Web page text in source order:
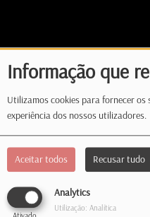
Informação que
Utilizamos cookies para fornecer
experiência dos nossos utilizadores.
Aceitar todos Recusar tudo
Analytics
Utilização: Analítica